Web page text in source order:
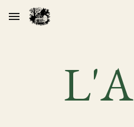
Skip to main content
L'A